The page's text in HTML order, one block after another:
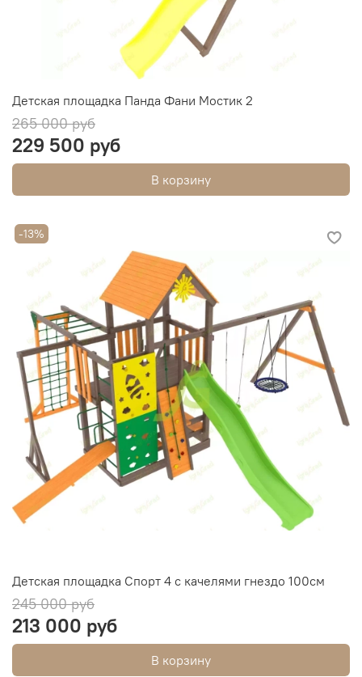
Детская площадка Панда Фани Мостик 2
265 000 руб
229 500 руб
В корзину
-13%
Детская площадка Спорт 4 с качелями гнездо 100см
245 000 руб
213 000 руб
В корзину